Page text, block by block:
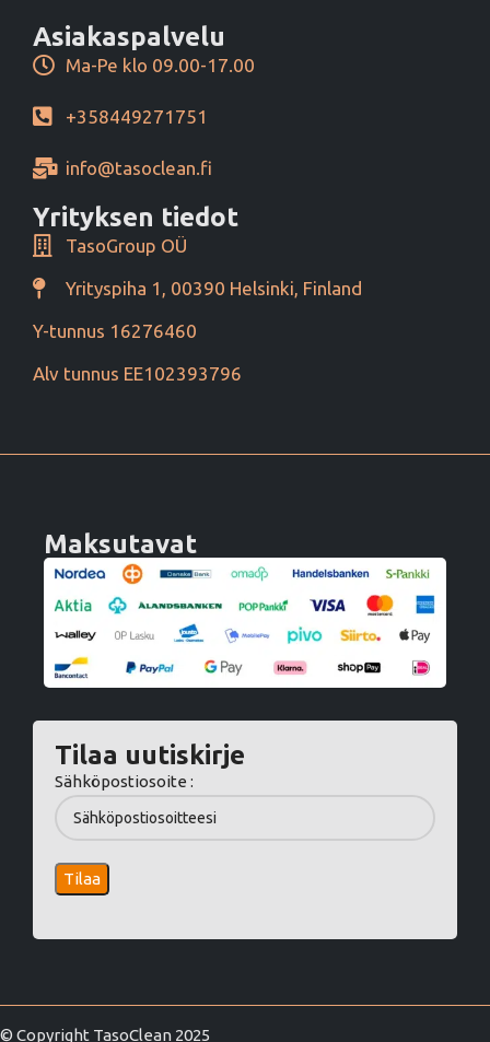
Asiakaspalvelu
Ma-Pe klo 09.00-17.00
+358449271751
info@tasoclean.fi
Yrityksen tiedot
TasoGroup OÜ
Yrityspiha 1, 00390 Helsinki, Finland
Y-tunnus 16276460
Alv tunnus EE102393796
Maksutavat
Tilaa uutiskirje
Sähköpostiosoite :
© Copyright TasoClean 2025